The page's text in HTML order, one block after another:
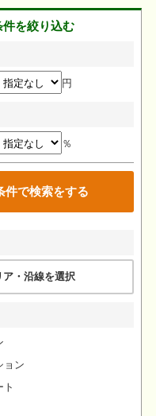
を絞り込む
円
％
件で検索をする
ア・沿線を選択
ョン
ト